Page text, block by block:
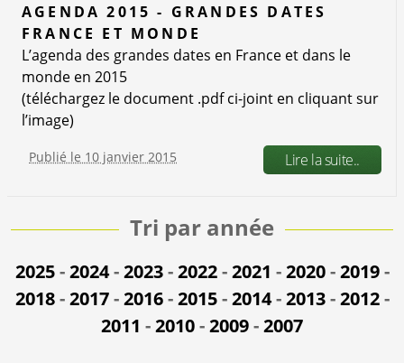
AGENDA 2015 - GRANDES DATES
FRANCE ET MONDE
L’agenda des grandes dates en France et dans le
monde en 2015
(téléchargez le document .pdf ci-joint en cliquant sur
l’image)
Publié le 10 janvier 2015 Lire la suite..
Tri par année
2025-2024-2023-2022-2021 -2020-2019-
2018-2017-2016-2015-2014-2013-2012-
2011 -2010-2009-2007